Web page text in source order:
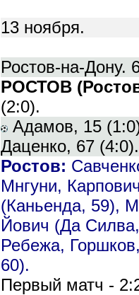
13 ноября.
Ростов-на-Дону.
РОСТОВ
(2:0).
Адамов, 15
Даценко, 67 (4:0).
Ростов:
Мнгуни,
(Каньенда, 59),
Йович (Да
Ребежа,
60).
Первый матч -